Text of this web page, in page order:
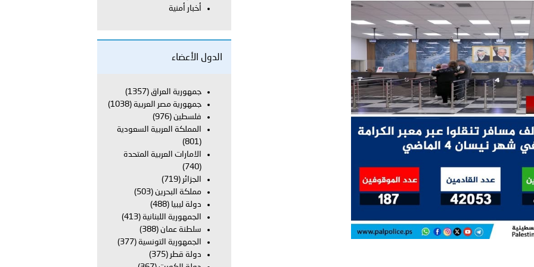
الإمارات ـ 1448/02/22هـ ــ الموافق 2026/08/05 م - شرطة أبوظبي تطلع وفد الشرطة الإيطالية على منظومتي التأهيل الشرطي
الإمارات ـ 1448/02/22هـ ــ الموافق 2026/08/05 م - شرطة أبوظبي تنظم حملة للتبرع بالدم في منطقة الظفرة تعزيزا للمسؤولية
الكويت ـ 1448/02/22هـ ــ الموافق 2026/08/05 م - بمناسبة صدور المرسومين الأميريين معالي النائب الأول لرئيس مجلس الوزراء
وزارياً بتعيين اللواء حمد أحمد المنيفي وكيل وزارة مساعد لشؤون الأمن العام..
سلطنة عُمان ـ 1448/02/21هـ ــ الموافق 2026/08/04 م - دفعة جديدة من حماة الحق وحراس المبادئ تلتحق بشرطة عُمان
أخبار أمنية
الدول الأعضاء
جمهورية العراق (1357)
جمهورية مصر العربية (1038)
فلسطين(976)
المملكة العربية السعودية
(801)
الامارات العربية المتحدة
(740)
الجزائر (719)
مملكة البحرين (503)
دولة ليبيا (488)
الجمهورية اللبنانية (413)
سلطنة عمان (388)
الجمهورية التونسية (377)
دولة قطر (375)